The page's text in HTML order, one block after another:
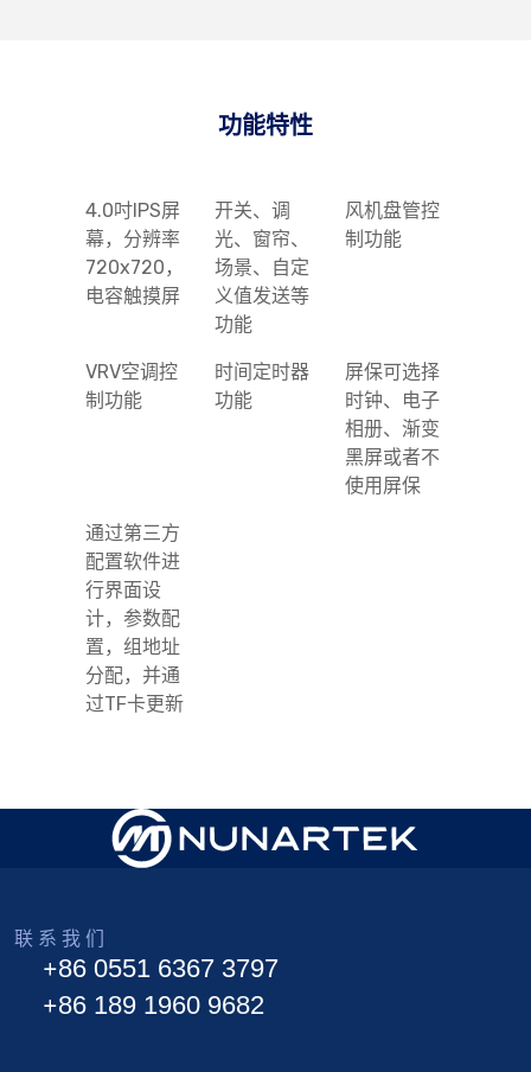
功能特性
4.0吋IPS屏
幕，分辨率
720x720，
电容触摸屏
开关、调
光、窗帘、
场景、自定
义值发送等
功能
风机盘管控
制功能
VRV空调控
制功能
时间定时器
功能
屏保可选择
时钟、电子
相册、渐变
黑屏或者不
使用屏保
通过第三方
配置软件进
行界面设
计，参数配
置，组地址
分配，并通
过TF卡更新
联 系 我 们
+86 0551 6367 3797
+86 189 1960 9682